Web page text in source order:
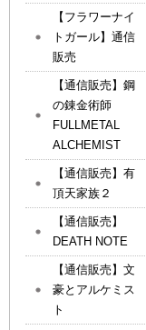
【フラワーナイ
トガール】通信
販売
【通信販売】鋼
の錬金術師
FULLMETAL
ALCHEMIST
【通信販売】有
頂天家族２
【通信販売】
DEATH NOTE
【通信販売】文
豪とアルケミス
ト